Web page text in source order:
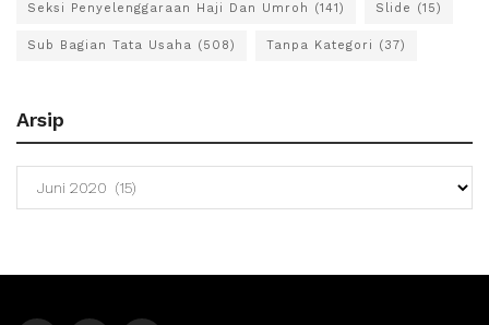
Seksi Penyelenggaraan Haji Dan Umroh (141) Slide (15)
Sub Bagian Tata Usaha (508) Tanpa Kategori (37)
Arsip